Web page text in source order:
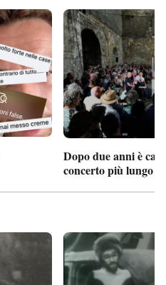
Dopo due anni è
concerto più lungo